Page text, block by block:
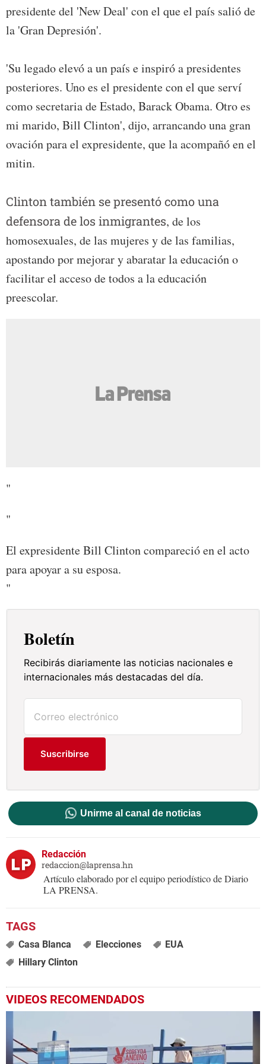
presidente del 'New Deal' con el que el país salió de
la 'Gran Depresión'.
'Su legado elevó a un país e inspiró a presidentes
posteriores. Uno es el presidente con el que serví
como secretaria de Estado, Barack Obama. Otro es
mi marido, Bill Clinton', dijo, arrancando una gran
ovación para el expresidente, que la acompañó en el
mitin.
Clinton también se presentó como una
defensora de los inmigrantes, de los
homosexuales, de las mujeres y de las familias,
apostando por mejorar y abaratar la educación o
facilitar el acceso de todos a la educación
preescolar.
"
"
El expresidente Bill Clinton compareció en el acto
para apoyar a su esposa.
"
Boletín
Recibirás diariamente las noticias nacionales e
internacionales más destacadas del día.
Suscribirse
Unirme al canal de noticias
Redacción
redaccion@laprensa.hn
Artículo elaborado por el equipo periodístico de Diario
LA PRENSA.
Casa Blanca Elecciones
EUA
Hillary Clinton
VIDEOS RECOMENDADOS